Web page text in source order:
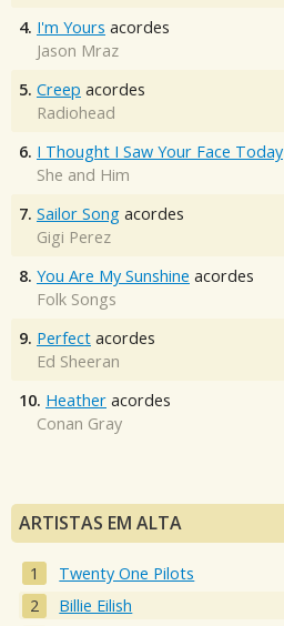
4. I'm Yours acordes
Jason Mraz
5. Creep acordes
Radiohead
6. I Thought I Saw Your Face Today
She and Him
7. Sailor Song acordes
Gigi Perez
8. You Are My Sunshine acordes
Folk Songs
9. Perfect acordes
Ed Sheeran
10. Heather acordes
Conan Gray
ARTISTAS EM ALTA
Twenty One Pilots
Billie Eilish